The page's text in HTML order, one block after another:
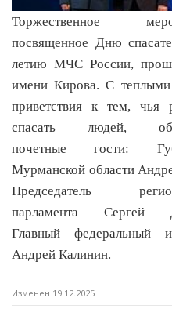
Торжественное
посвященное Дню
летию МЧС России,
имени Кирова. С теплыми
приветствия к тем, чья
спасать людей,
почетные гости:
Мурманской области
Председатель
парламента Сергей
Главный федеральный
Андрей Калинин.
Изменен 19.12.2025